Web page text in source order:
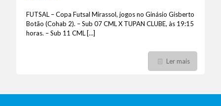
FUTSAL – Copa Futsal Mirassol, jogos no Ginásio Gisberto
Botão (Cohab 2). – Sub 07 CML X TUPAN CLUBE, às 19:15
horas. – Sub 11 CML […]
Ler mais